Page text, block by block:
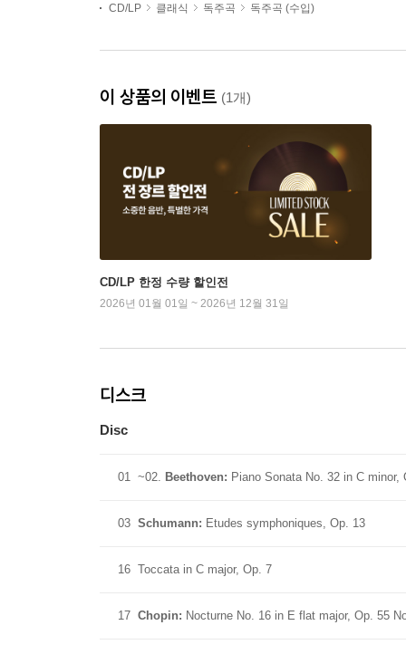
CD/LP
클래식 독주곡 독주곡 (수입)
이 상품의 이벤트 (1개)
CD/LP 한정 수량 할인전
2026년 01월 01일 ~ 2026년 12월 31일
디스크
Disc
01 ~02. Beethoven: Piano Sonata No. 32 in C minor,
03 Schumann: Etudes symphoniques, Op. 13
16 Toccata in C major, Op. 7
17 Chopin: Nocturne No. 16 in E flat major, Op. 55